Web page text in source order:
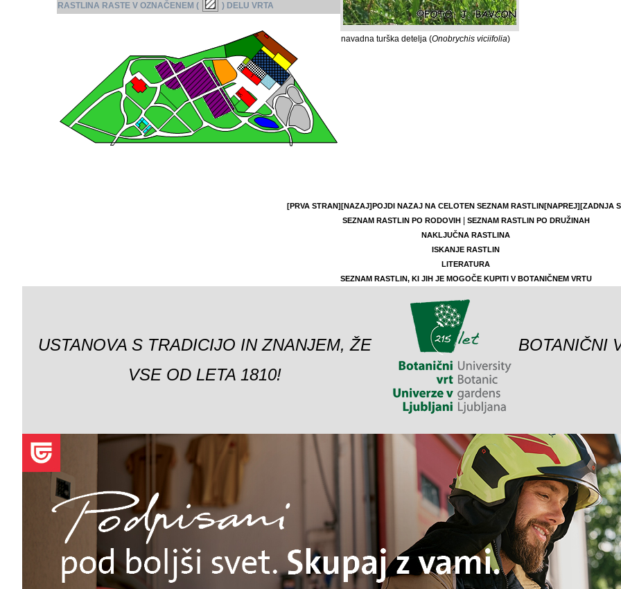
RASTLINA RASTE V OZNAČENEM (
) DELU VRTA
navadna turška detelja (Onobrychis viciifolia)
[PRVA STRAN][NAZAJ]POJDI NAZAJ NA CELOTEN SEZNAM RASTLIN[NAPREJ][ZADNJA
SEZNAM RASTLIN PO RODOVIH|
SEZNAM RASTLIN PO DRUŽINAH
NAKLJUČNA RASTLINA
ISKANJE RASTLIN
LITERATURA
SEZNAM RASTLIN, KI JIH JE MOGOČE KUPITI V BOTANIČNEM VRTU
USTANOVA S TRADICIJO IN ZNANJEM, ŽE
VSE OD LETA 1810!
BOTANIČNI